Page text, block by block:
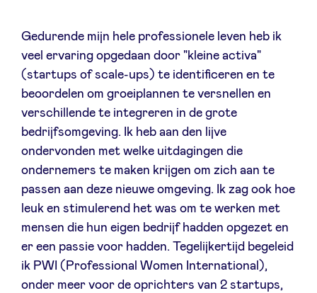
Gedurende mijn hele professionele leven heb ik
veel ervaring opgedaan door "kleine activa"
(startups of scale-ups) te identificeren en te
beoordelen om groeiplannen te versnellen en
verschillende te integreren in de grote
bedrijfsomgeving. Ik heb aan den lijve
ondervonden met welke uitdagingen die
ondernemers te maken krijgen om zich aan te
passen aan deze nieuwe omgeving. Ik zag ook hoe
leuk en stimulerend het was om te werken met
mensen die hun eigen bedrijf hadden opgezet en
er een passie voor hadden. Tegelijkertijd begeleid
ik PWI (Professional Women International),
onder meer voor de oprichters van 2 startups,